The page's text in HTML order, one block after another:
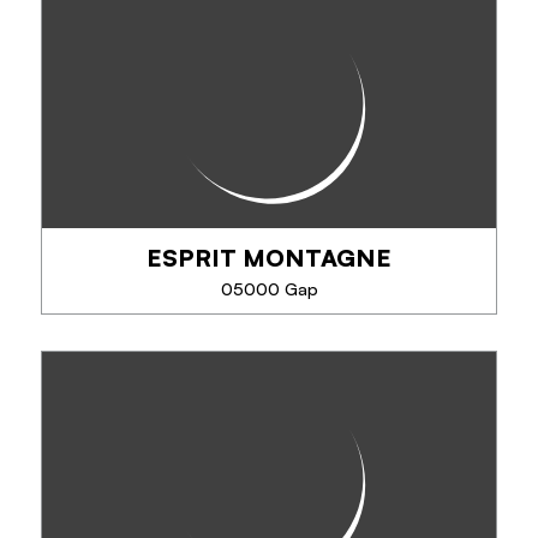
Durance entre le barrage de Serre-Ponçon et le
château de Tallard. Les castors et autres animaux
vous accompagneront sur une rivière...
TÉLÉPHONE
EN SAVOIR PLUS
ESPRIT MONTAGNE
05000 Gap
Canyoning : activité aquatique, ludique, toboggans
naturels, descente en rappel. Via Ferrata,